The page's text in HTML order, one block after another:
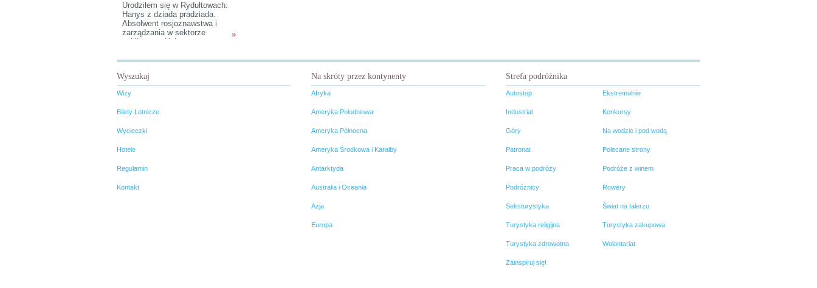
Urodziłem się w Rydułtowach.
Hanys z dziada pradziada.
Absolwent rosjoznawstwa i
zarządzania w sektorze
publicznym Uniwersytetu
»
Wyszukaj
Wizy
Bilety Lotnicze
Wycieczki
Hotele
Regulamin
Kontakt
Na skróty przez kontynenty
Afryka
Ameryka Południowa
Ameryka Północna
Ameryka Środkowa i Karaiby
Antarktyda
Australia i Oceania
Azja
Europa
Strefa podróżnika
Autostop Ekstremalnie
Industrial Konkursy
Góry Na wodzie i pod wodą
Patronat Polecane strony
Praca w podróży Podróże z winem
Podróżnicy Rowery
Seksturystyka Świat na talerzu
Turystyka religijna Turystyka zakupowa
Turystyka zdrowotna Wolontariat
Zainspiruj się!